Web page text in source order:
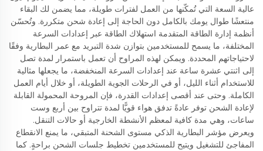
عالية السعة التي تُمكّنها من العمل لفترات طويلة، مما يضمن لك البقاء
منتعشًا طوال يومك بالكامل دون الحاجة إلى إعادة شحن متكررة. وتُحسّن
أنظمة إدارة الطاقة المتقدمة استهلاك الطاقة عبر إعدادات السرعة
المختلفة، ما يسمح للمستخدمين بتوازن شدة التبريد مع عمر البطارية وفقًا
لاحتياجاتهم المحددة. ويمكن لهذه المراوح أن تعمل باستمرار لمدة تصل
إلى اثنتي عشرة ساعة عند إعدادات السرعة المنخفضة، ما يجعلها مثالية
للاستخدام أثناء الليل، أو في الرحلات الجوية الطويلة، أو خلال أيام العمل
الكاملة. وحتى عند أقصى إعدادات القدرة، فإن المروحة المحمولة القابلة
لإعادة الشحن توفر عادةً تدفق هواء قويًّا لمدة تتراوح بين أربع وست
ساعات، وهي مدة كافية لمعظم الأنشطة الخارجية أو حالات التنقل.
ويعرض مؤشر البطارية الذكي مستوى الشحنة المتبقي، ما يمنع الانقطاع
المفاجئ للتشغيل ويتيح للمستخدمين تخطيط جلسات الشحن براحةٍ. كما